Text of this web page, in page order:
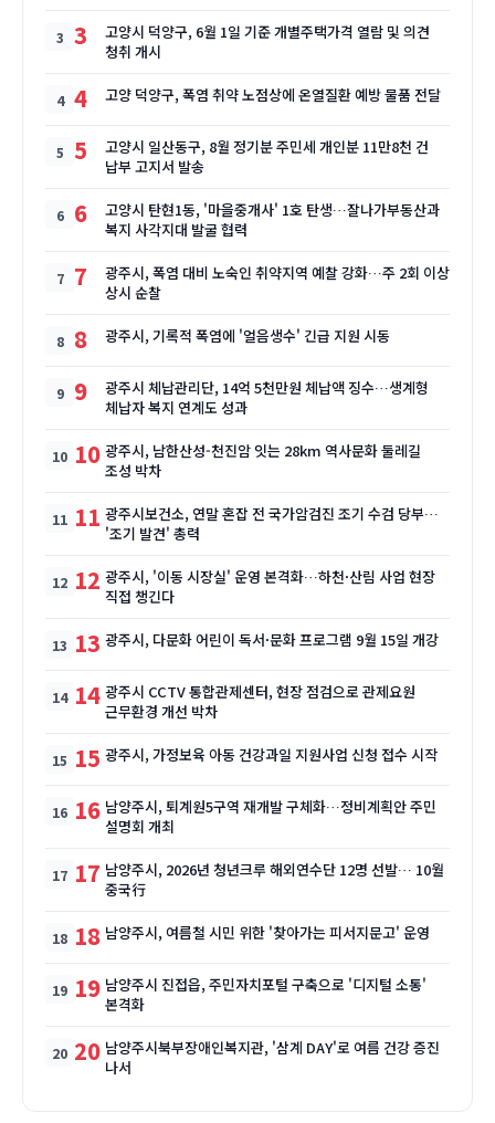
3
고양시 덕양구, 6월 1일 기준 개별주택가격 열람 및 의견
청취 개시
4 고양 덕양구, 폭염 취약 노점상에 온열질환 예방 물품 전달
5
고양시 일산동구, 8월 정기분 주민세 개인분 11만8천 건
납부 고지서 발송
6
고양시 탄현1동, '마을중개사' 1호 탄생…잘나가부동산과
복지 사각지대 발굴 협력
7
광주시, 폭염 대비 노숙인 취약지역 예찰 강화…주 2회 이상
상시 순찰
8 광주시, 기록적 폭염에 '얼음생수' 긴급 지원 시동
9
광주시 체납관리단, 14억 5천만원 체납액 징수…생계형
체납자 복지 연계도 성과
10 광주시, 남한산성-천진암 잇는 28km 역사문화 둘레길
조성 박차
11 광주시보건소, 연말 혼잡 전 국가암검진 조기 수검 당부…
'조기 발견' 총력
12 광주시, '이동 시장실' 운영 본격화…하천·산림 사업 현장
직접 챙긴다
13 광주시, 다문화 어린이 독서·문화 프로그램 9월 15일 개강
14 광주시 CCTV 통합관제센터, 현장 점검으로 관제요원
근무환경 개선 박차
15 광주시, 가정보육 아동 건강과일 지원사업 신청 접수 시작
16 남양주시, 퇴계원5구역 재개발 구체화…정비계획안 주민
설명회 개최
17 남양주시, 2026년 청년크루 해외연수단 12명 선발… 10월
중국行
18 남양주시, 여름철 시민 위한 '찾아가는 피서지문고' 운영
19 남양주시 진접읍, 주민자치포털 구축으로 '디지털 소통'
본격화
20 남양주시북부장애인복지관, '삼계 DAY'로 여름 건강 증진
나서